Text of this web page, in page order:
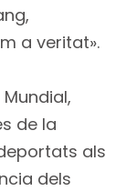
a veritat».
de la
als
dels